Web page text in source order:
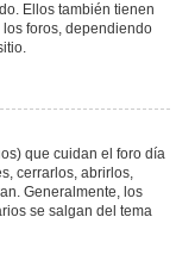
Ellos también tienen
foros, dependiendo
que cuidan el foro día
cerrarlos, abrirlos,
Generalmente, los
se salgan del tema